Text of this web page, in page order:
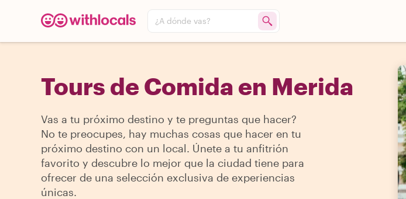
¿A dónde vas?
Tours de Comida en Merida
Vas a tu próximo destino y te preguntas que hacer?
No te preocupes, hay muchas cosas que hacer en tu
próximo destino con un local. Únete a tu anfitrión
favorito y descubre lo mejor que la ciudad tiene para
ofrecer de una selección exclusiva de experiencias
únicas.